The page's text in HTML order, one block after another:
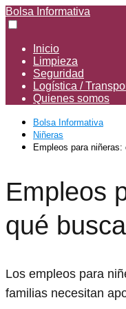
Bolsa Informativa
Inicio
Limpieza
Seguridad
Logística /
Quienes somos
Bolsa Informativa
Niñeras
Empleos para
Empleos
qué
Los empleos para
familias necesitan